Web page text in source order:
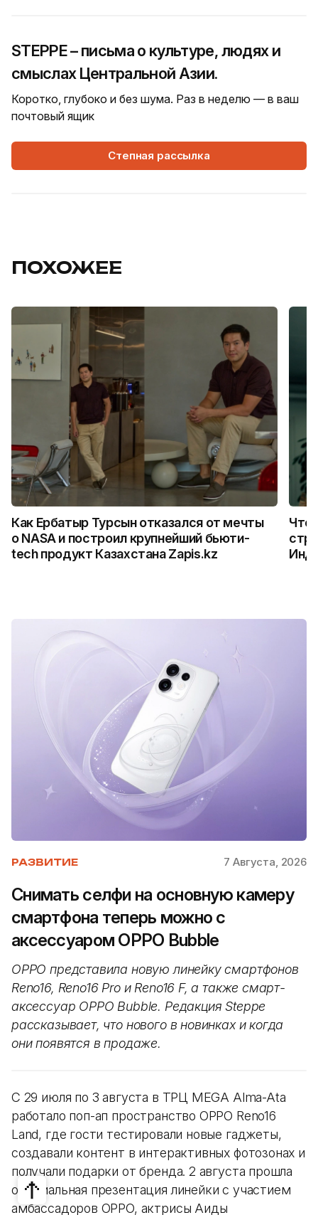
STEPPE – письма о культуре, людях и
смыслах Центральной Азии.
Коротко, глубоко и без шума. Раз в неделю — в ваш
почтовый ящик
Степная рассылка
ПОХОЖЕЕ
Как Ербатыр Турсын отказался от мечты
о NASA и построил крупнейший бьюти-
tech продукт Казахстана Zapis.kz
Что
РАЗВИТИЕ 7 Августа, 2026
Снимать селфи на основную камеру
смартфона теперь можно с
аксессуаром OPPO Bubble
OPPO представила новую линейку смартфонов
Reno16, Reno16 Pro и Reno16 F, а также смарт-
аксессуар OPPO Bubble. Редакция Steppe
рассказывает, что нового в новинках и когда
они появятся в продаже.
С 29 июля по 3 августа в ТРЦ MEGA Alma-Ata
работало поп-ап пространство OPPO Reno16
Land, где гости тестировали новые гаджеты,
создавали контент в интерактивных фотозонах и
получали подарки от бренда. 2 августа прошла
официальная презентация линейки с участием
амбассадоров OPPO, актрисы Аиды